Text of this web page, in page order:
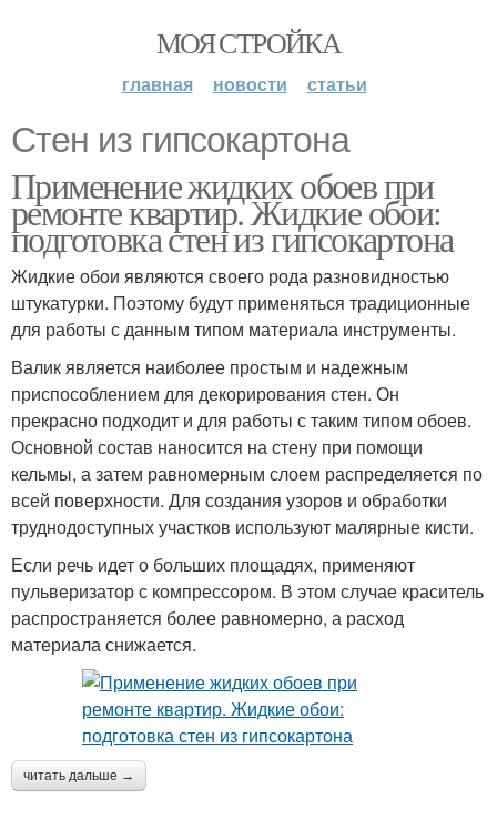
МОЯ СТРОЙКА
главная новости статьи
Стен из гипсокартона
Применение жидких обоев при
ремонте квартир. Жидкие обои:
подготовка стен из гипсокартона
Жидкие обои являются своего рода разновидностью
штукатурки. Поэтому будут применяться традиционные
для работы с данным типом материала инструменты.
Валик является наиболее простым и надежным
приспособлением для декорирования стен. Он
прекрасно подходит и для работы с таким типом обоев.
Основной состав наносится на стену при помощи
кельмы, а затем равномерным слоем распределяется по
всей поверхности. Для создания узоров и обработки
труднодоступных участков используют малярные кисти.
Если речь идет о больших площадях, применяют
пульверизатор с компрессором. В этом случае краситель
распространяется более равномерно, а расход
материала снижается.
читать дальше →